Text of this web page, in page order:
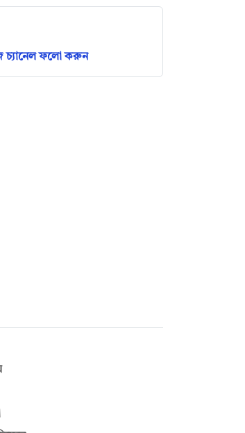
চ্যানেল ফলো করুন